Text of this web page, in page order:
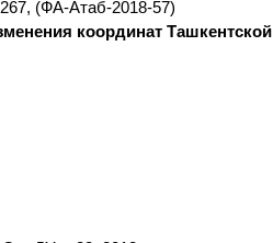
(ФА-Атаб-2018-57)
координат Ташкентской